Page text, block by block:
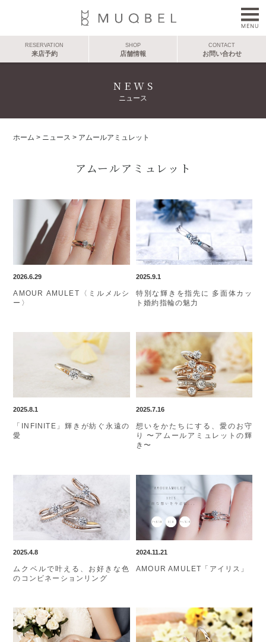
RESERVATION
来店予約
SHOP
店舗情報
CONTACT
お問い合わせ
NEWS
ニュース
ホーム > ニュース > アムールアミュレット
アムールアミュレット
2026.6.29
AMOUR AMULET〈ミルメルシ
ー〉
2025.9.1
特別な輝きを指先に 多面体カッ
ト婚約指輪の魅力
2025.8.1
「INFINITE」輝きが紡ぐ永遠の
愛
2025.7.16
想いをかたちにする、愛のお守
り 〜アムールアミュレットの輝
き〜
2025.4.8
ムクベルで叶える、お好きな色
のコンビネーションリング
2024.11.21
AMOUR AMULET「アイリス」